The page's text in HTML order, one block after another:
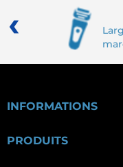
‹
INFORMATIONS
PRODUITS